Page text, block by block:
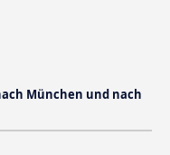
München und nach